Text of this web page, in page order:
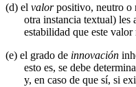
(d) el valorpositivo, neutro o
otra instancia textual) les
estabilidad que este valor
(e) el grado de innovación
esto es, se debe
y, en caso de que sí, si